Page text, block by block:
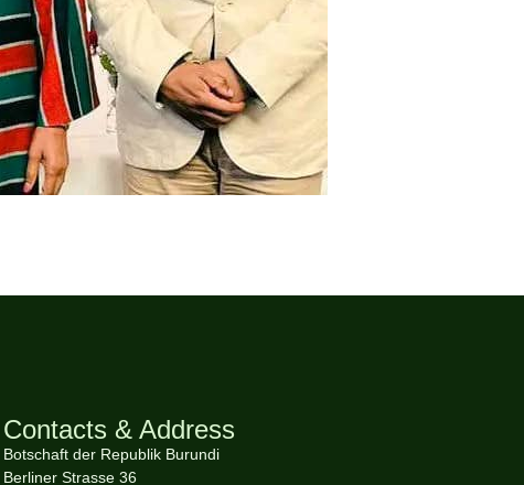
Contacts & Address
Botschaft der Republik Burundi
Berliner Strasse 36